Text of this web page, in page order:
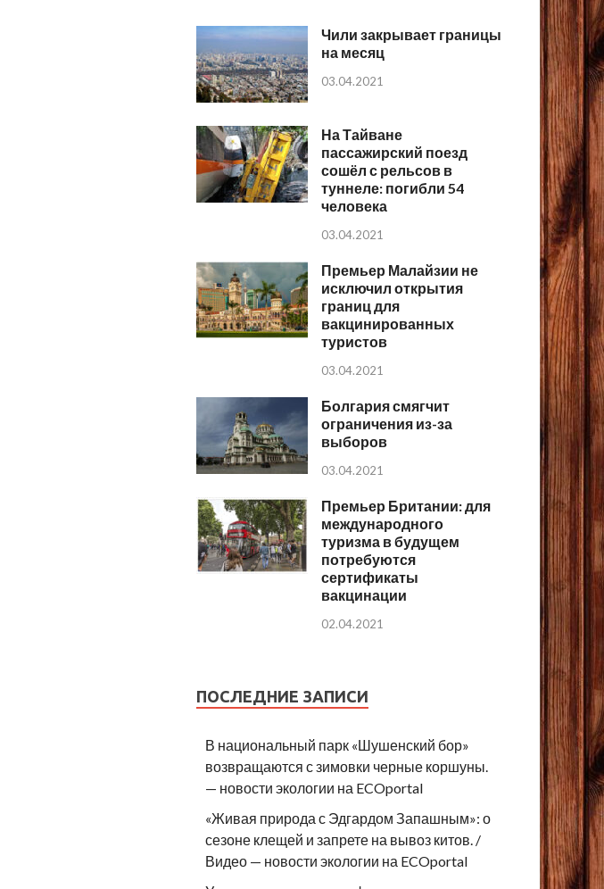
Чили закрывает границы
на месяц
03.04.2021
На Тайване
пассажирский поезд
сошёл с рельсов в
туннеле: погибли 54
человека
03.04.2021
Премьер Малайзии не
исключил открытия
границ для
вакцинированных
туристов
03.04.2021
Болгария смягчит
ограничения из-за
выборов
03.04.2021
Премьер Британии: для
международного
туризма в будущем
потребуются
сертификаты
вакцинации
02.04.2021
ПОСЛЕДНИЕ ЗАПИСИ
В национальный парк «Шушенский бор»
возвращаются с зимовки черные коршуны.
— новости экологии на ECOportal
«Живая природа с Эдгардом Запашным»: о
сезоне клещей и запрете на вывоз китов. /
Видео — новости экологии на ECOportal